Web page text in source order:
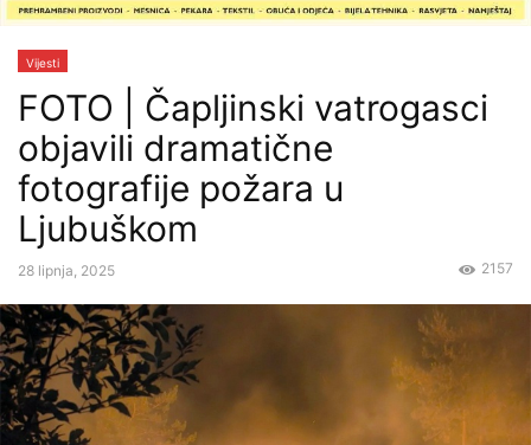
Vijesti
FOTO | Čapljinski vatrogasci
objavili dramatične
fotografije požara u
Ljubuškom
28 lipnja, 2025 2157